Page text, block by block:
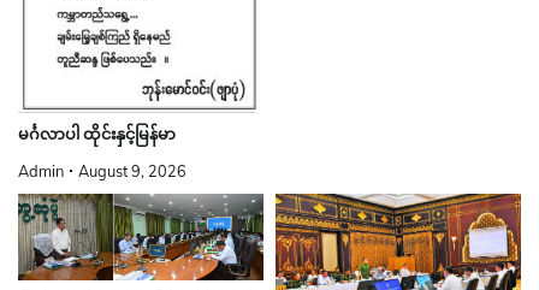
မင်္ဂလာပါ ထိုင်းနှင့်မြန်မာ
Admin August 9, 2026